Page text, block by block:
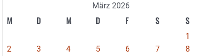
März 2026
M D M D F S S
1
2
3 4 5 6 7
8